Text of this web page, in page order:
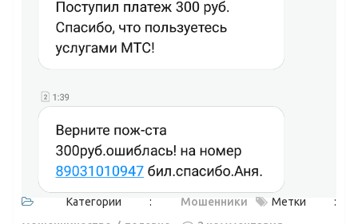
Категории : Мошенники
Метки :